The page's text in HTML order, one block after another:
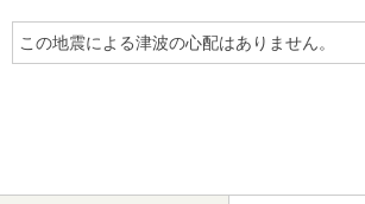
この地震による津波の心配はありません。